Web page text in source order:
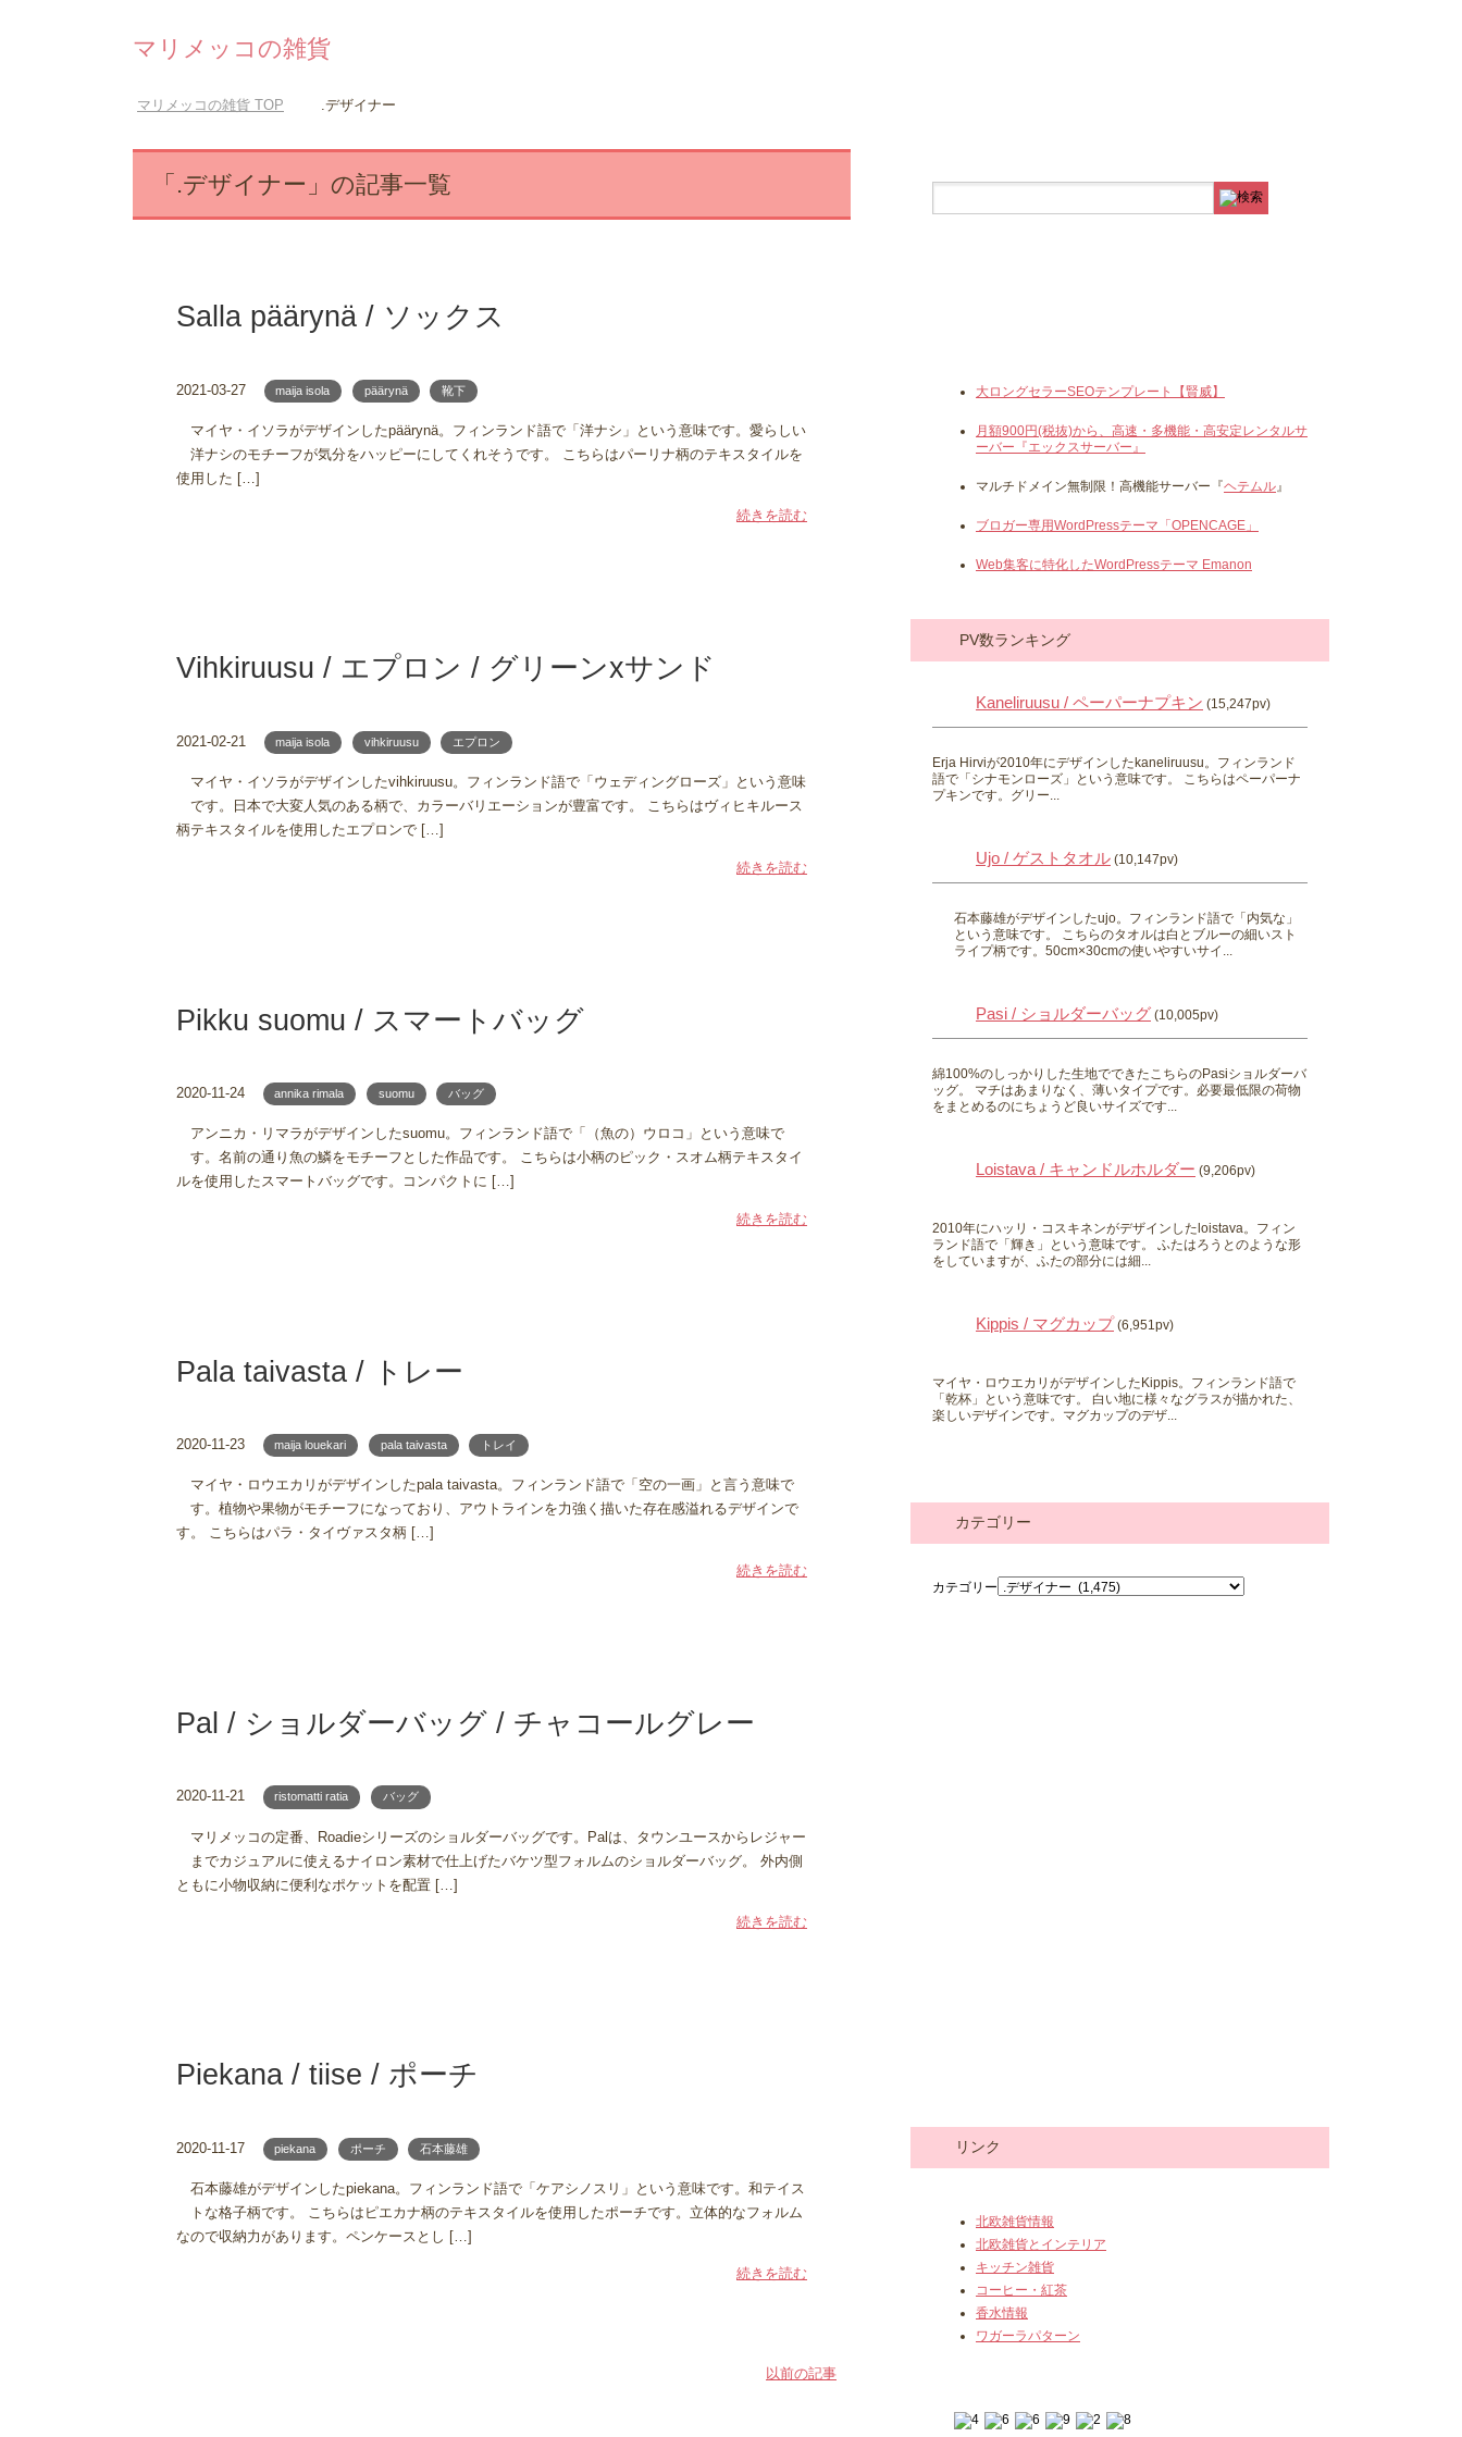
マリメッコの雑貨
マリメッコの雑貨 TOP .デザイナー
「.デザイナー」の記事一覧
Salla päärynä / ソックス
2021-03-27 maija isola päärynä 靴下
マイヤ・イソラがデザインしたpäärynä。フィンランド語で「洋ナシ」という意味です。愛らしい
洋ナシのモチーフが気分をハッピーにしてくれそうです。 こちらはパーリナ柄のテキスタイルを
使用した […]
続きを読む
Vihkiruusu / エプロン / グリーンxサンド
2021-02-21 maija isola vihkiruusu エプロン
マイヤ・イソラがデザインしたvihkiruusu。フィンランド語で「ウェディングローズ」という意味
です。日本で大変人気のある柄で、カラーバリエーションが豊富です。 こちらはヴィヒキルース
柄テキスタイルを使用したエプロンで […]
続きを読む
Pikku suomu / スマートバッグ
2020-11-24 annika rimala suomu バッグ
アンニカ・リマラがデザインしたsuomu。フィンランド語で「（魚の）ウロコ」という意味で
す。名前の通り魚の鱗をモチーフとした作品です。 こちらは小柄のピック・スオム柄テキスタイ
ルを使用したスマートバッグです。コンパクトに […]
続きを読む
Pala taivasta / トレー
2020-11-23 maija louekari pala taivasta トレイ
マイヤ・ロウエカリがデザインしたpala taivasta。フィンランド語で「空の一画」と言う意味で
す。植物や果物がモチーフになっており、アウトラインを力強く描いた存在感溢れるデザインで
す。 こちらはパラ・タイヴァスタ柄 […]
続きを読む
Pal / ショルダーバッグ / チャコールグレー
2020-11-21 ristomatti ratia バッグ
マリメッコの定番、Roadieシリーズのショルダーバッグです。Palは、タウンユースからレジャー
までカジュアルに使えるナイロン素材で仕上げたバケツ型フォルムのショルダーバッグ。 外内側
ともに小物収納に便利なポケットを配置 […]
続きを読む
Piekana / tiise / ポーチ
2020-11-17 piekana ポーチ 石本藤雄
石本藤雄がデザインしたpiekana。フィンランド語で「ケアシノスリ」という意味です。和テイス
トな格子柄です。 こちらはピエカナ柄のテキスタイルを使用したポーチです。立体的なフォルム
なので収納力があります。ペンケースとし […]
続きを読む
以前の記事
大ロングセラーSEOテンプレート【賢威】
月額900円(税抜)から、高速・多機能・高安定レンタルサ
ーバー『エックスサーバー』
マルチドメイン無制限！高機能サーバー『ヘテムル』
ブロガー専用WordPressテーマ「OPENCAGE」
Web集客に特化したWordPressテーマ Emanon
PV数ランキング
Kaneliruusu / ペーパーナプキン (15,247pv)
Erja Hirviが2010年にデザインしたkaneliruusu。フィンランド
語で「シナモンローズ」という意味です。 こちらはペーパーナ
プキンです。グリー...
Ujo / ゲストタオル (10,147pv)
石本藤雄がデザインしたujo。フィンランド語で「内気な」
という意味です。 こちらのタオルは白とブルーの細いスト
ライプ柄です。50cm×30cmの使いやすいサイ...
Pasi / ショルダーバッグ (10,005pv)
綿100%のしっかりした生地でできたこちらのPasiショルダーバ
ッグ。 マチはあまりなく、薄いタイプです。必要最低限の荷物
をまとめるのにちょうど良いサイズです...
Loistava / キャンドルホルダー (9,206pv)
2010年にハッリ・コスキネンがデザインしたloistava。フィン
ランド語で「輝き」という意味です。 ふたはろうとのような形
をしていますが、ふたの部分には細...
Kippis / マグカップ (6,951pv)
マイヤ・ロウエカリがデザインしたKippis。フィンランド語で
「乾杯」という意味です。 白い地に様々なグラスが描かれた、
楽しいデザインです。マグカップのデザ...
カテゴリー
カテゴリー
リンク
北欧雑貨情報
北欧雑貨とインテリア
キッチン雑貨
コーヒー・紅茶
香水情報
ワガーラパターン